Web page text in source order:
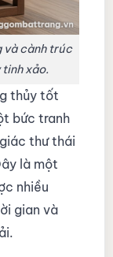
và cành trúc
xảo.
thủy tốt
bức tranh
thư thái
là một
nhiều
gian và